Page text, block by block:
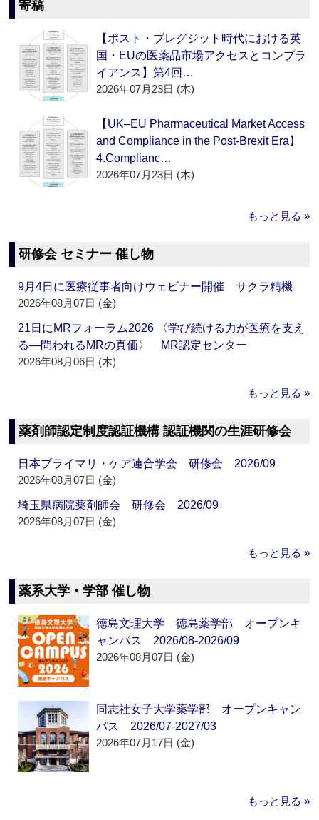
寄稿
【ポスト・ブレグジット時代における英
国・EUの医薬品市場アクセスとコンプラ
イアンス】第4回…
2026年07月23日 (木)
【UK–EU Pharmaceutical Market Access
and Compliance in the Post-Brexit Era】
4.Complianc…
2026年07月23日 (木)
もっと見る »
研修会 セミナー 催し物
9月4日に医療従事者向けウェビナー開催 サクラ精機
2026年08月07日 (金)
21日にMRフォーラム2026 〈学び続ける力が医療を支え
る―問われるMRの真価〉 MR認定センター
2026年08月06日 (木)
もっと見る »
薬剤師認定制度認証機構 認証機関の生涯研修会
日本プライマリ・ケア連合学会 研修会 2026/09
2026年08月07日 (金)
埼玉県病院薬剤師会 研修会 2026/09
2026年08月07日 (金)
もっと見る »
薬系大学・学部 催し物
徳島文理大学 徳島薬学部 オープンキ
ャンパス 2026/08-2026/09
2026年08月07日 (金)
同志社女子大学薬学部 オープンキャン
パス 2026/07-2027/03
2026年07月17日 (金)
もっと見る »